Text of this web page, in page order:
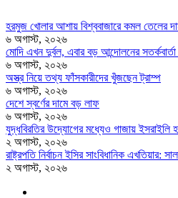
হরমুজ খোলার আশায় বিশ্ববাজারে কমল তেলের
৬ অগাস্ট, ২০২৬
মোদি এখন দুর্বল, এবার বড় আন্দোলনের
৬ অগাস্ট, ২০২৬
অস্ত্র নিয়ে তথ্য ফাঁসকারীদের খুঁজছেন ট্রাম্প
৬ অগাস্ট, ২০২৬
দেশে স্বর্ণের দামে বড় লাফ
৬ অগাস্ট, ২০২৬
যুদ্ধবিরতির উদ্যোগের মধ্যেও গাজায় ইসরাইলি
২ অগাস্ট, ২০২৬
রাষ্ট্রপতি নির্বাচন ইসির সাংবিধানিক এখতিয়ার:
২ অগাস্ট, ২০২৬